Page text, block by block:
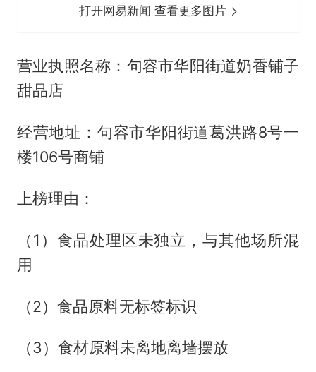
打开网易新闻 查看更多图片
营业执照名称：句容市华阳街道奶香铺子
甜品店
经营地址：句容市华阳街道葛洪路8号一
楼106号商铺
上榜理由：
（1）食品处理区未独立，与其他场所混
用
（2）食品原料无标签标识
（3）食材原料未离地离墙摆放